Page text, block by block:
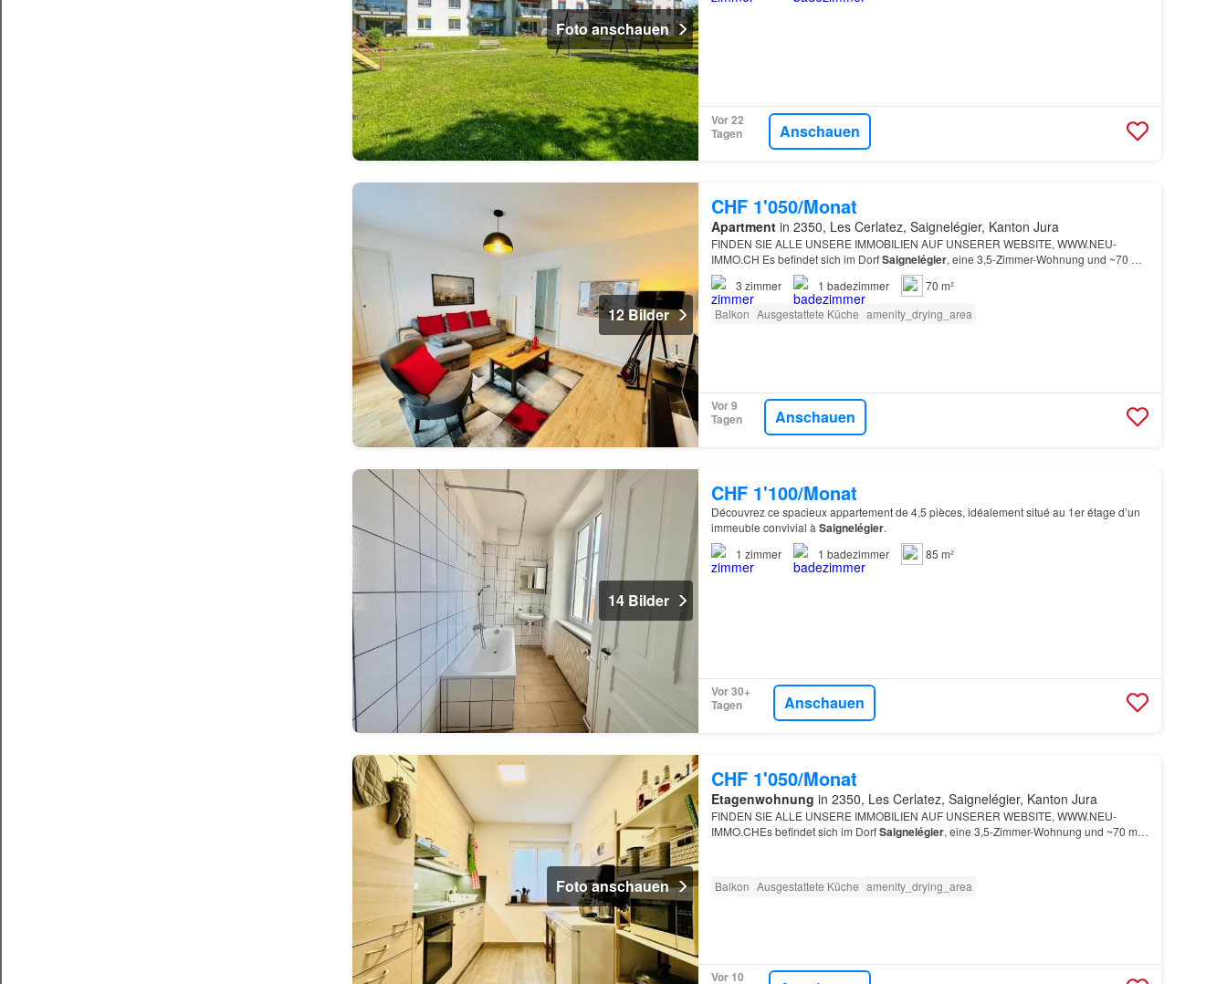
Foto anschauen
Vor 22
Tagen
Anschauen
12 Bilder
CHF 1'050/Monat
Apartmentin 2350, Les Cerlatez, Saignelégier, Kanton Jura
FINDEN SIE ALLE UNSERE IMMOBILIEN AUF UNSERER WEBSITE, WWW.NEU-
IMMO.CH Es befindet sich im DorfSaignelégier, eine 3,5-Zimmer-Wohnung und ~70 m²
im 2.
3 zimmer 1 badezimmer
70 m²
Balkon Ausgestattete Küche amenity_drying_area
Vor 9
Tagen
Anschauen
14 Bilder
CHF 1'100/Monat
Découvrez ce spacieux appartement de 4,5 pièces, idéalement situé au 1er étage d’un
immeuble convivial à Saignelégier.
1 zimmer 1 badezimmer 85 m²
Vor 30+
Tagen
Anschauen
Foto anschauen
CHF 1'050/Monat
Etagenwohnung in 2350, Les Cerlatez, Saignelégier, Kanton Jura
FINDEN SIE ALLE UNSERE IMMOBILIEN AUF UNSERER WEBSITE, WWW.NEU-
IMMO.CHEs befindet sich im DorfSaignelégier, eine 3,5-Zimmer-Wohnung und ~70 m²
Balkon Ausgestattete Küche amenity_drying_area
Vor 10